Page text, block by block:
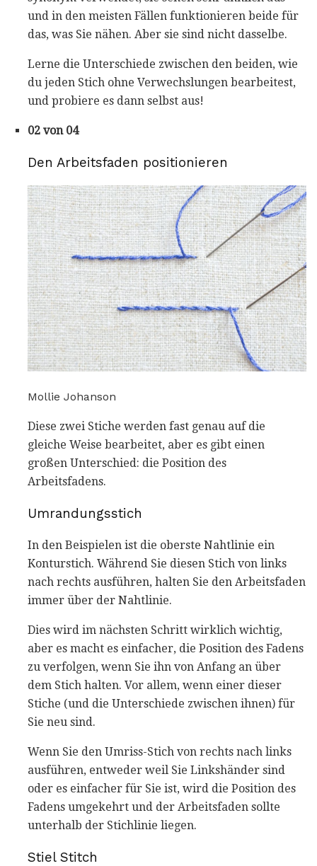
und in den meisten Fällen funktionieren beide für
das, was Sie nähen. Aber sie sind nicht dasselbe.
Lerne die Unterschiede zwischen den beiden, wie
du jeden Stich ohne Verwechslungen bearbeitest,
und probiere es dann selbst aus!
02 von 04
Den Arbeitsfaden positionieren
Mollie Johanson
Diese zwei Stiche werden fast genau auf die
gleiche Weise bearbeitet, aber es gibt einen
großen Unterschied: die Position des
Arbeitsfadens.
Umrandungsstich
In den Beispielen ist die oberste Nahtlinie ein
Konturstich. Während Sie diesen Stich von links
nach rechts ausführen, halten Sie den Arbeitsfaden
immer über der Nahtlinie.
Dies wird im nächsten Schritt wirklich wichtig,
aber es macht es einfacher, die Position des Fadens
zu verfolgen, wenn Sie ihn von Anfang an über
dem Stich halten. Vor allem, wenn einer dieser
Stiche (und die Unterschiede zwischen ihnen) für
Sie neu sind.
Wenn Sie den Umriss-Stich von rechts nach links
ausführen, entweder weil Sie Linkshänder sind
oder es einfacher für Sie ist, wird die Position des
Fadens umgekehrt und der Arbeitsfaden sollte
unterhalb der Stichlinie liegen.
Stiel Stitch